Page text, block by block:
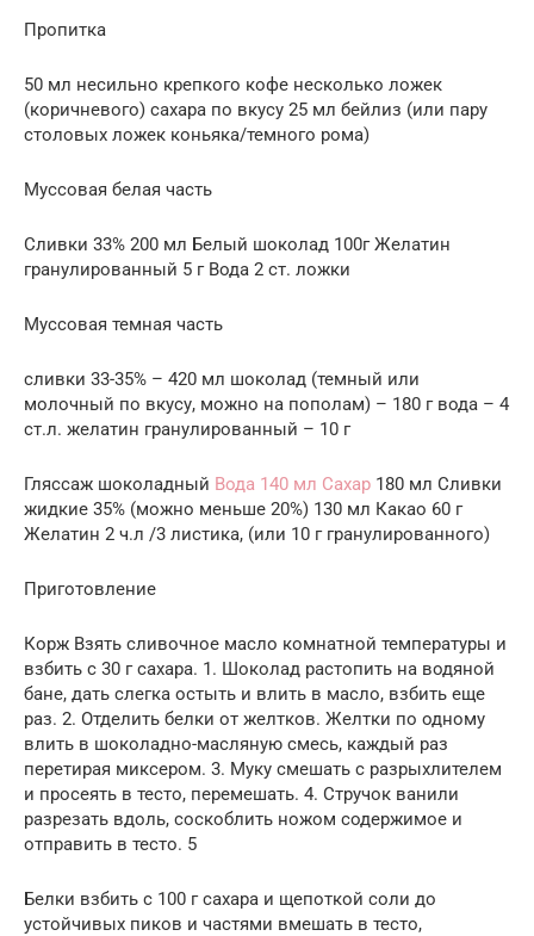
Пропитка
50 мл несильно крепкого кофе несколько ложек
(коричневого) сахара по вкусу 25 мл бейлиз (или пару
столовых ложек коньяка/темного рома)
Муссовая белая часть
Сливки 33% 200 мл Белый шоколад 100г Желатин
гранулированный 5 г Вода 2 ст. ложки
Муссовая темная часть
сливки 33-35% – 420 мл шоколад (темный или
молочный по вкусу, можно на пополам) – 180 г вода – 4
ст.л. желатин гранулированный – 10 г
Гляссаж шоколадный Вода 140 мл Сахар 180 мл Сливки
жидкие 35% (можно меньше 20%) 130 мл Какао 60 г
Желатин 2 ч.л /3 листика, (или 10 г гранулированного)
Приготовление
Корж Взять сливочное масло комнатной температуры и
взбить с 30 г сахара. 1. Шоколад растопить на водяной
бане, дать слегка остыть и влить в масло, взбить еще
раз. 2. Отделить белки от желтков. Желтки по одному
влить в шоколадно-масляную смесь, каждый раз
перетирая миксером. 3. Муку смешать с разрыхлителем
и просеять в тесто, перемешать. 4. Стручок ванили
разрезать вдоль, соскоблить ножом содержимое и
отправить в тесто. 5
Белки взбить с 100 г сахара и щепоткой соли до
устойчивых пиков и частями вмешать в тесто,